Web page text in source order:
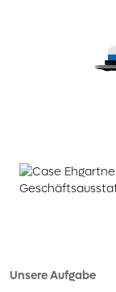
Unsere Aufgabe